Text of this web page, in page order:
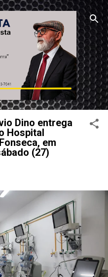
principal
Dino entrega
Hospital
em
(27)